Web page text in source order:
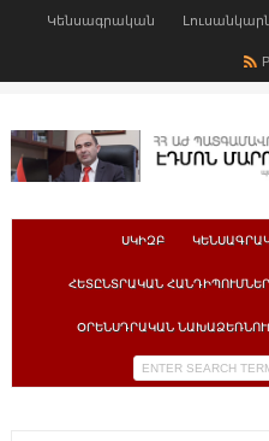
Կենսագրական
ՍԿԻԶԲ
ՀԵՏԸՆՏՐԱԿԱՆ
ՕՐԵՆՍԴՐԱԿԱՆ